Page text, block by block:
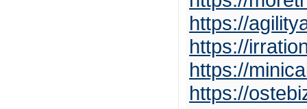
https://
https://
https://
https://